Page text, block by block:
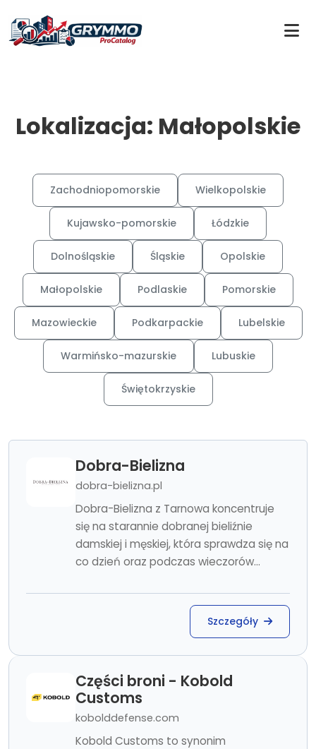
Lokalizacja: Małopolskie
Zachodniopomorskie Wielkopolskie
Kujawsko-pomorskie Łódzkie
Dolnośląskie Śląskie Opolskie
Małopolskie Podlaskie Pomorskie
Mazowieckie Podkarpackie Lubelskie
Warmińsko-mazurskie Lubuskie
Świętokrzyskie
Dobra-Bielizna
dobra-bielizna.pl
Dobra-Bielizna z Tarnowa koncentruje
się na starannie dobranej bieliźnie
damskiej i męskiej, która sprawdza się na
co dzień oraz podczas wieczorów...
Szczegóły
Części broni - Kobold
Customs
kobolddefense.com
Kobold Customs to synonim